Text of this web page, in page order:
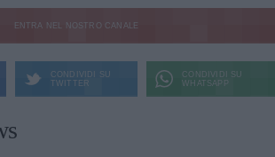
ENTRA NEL NOSTRO CANALE
CONDIVIDI SU
TWITTER
CONDIVIDI SU
WHATSAPP